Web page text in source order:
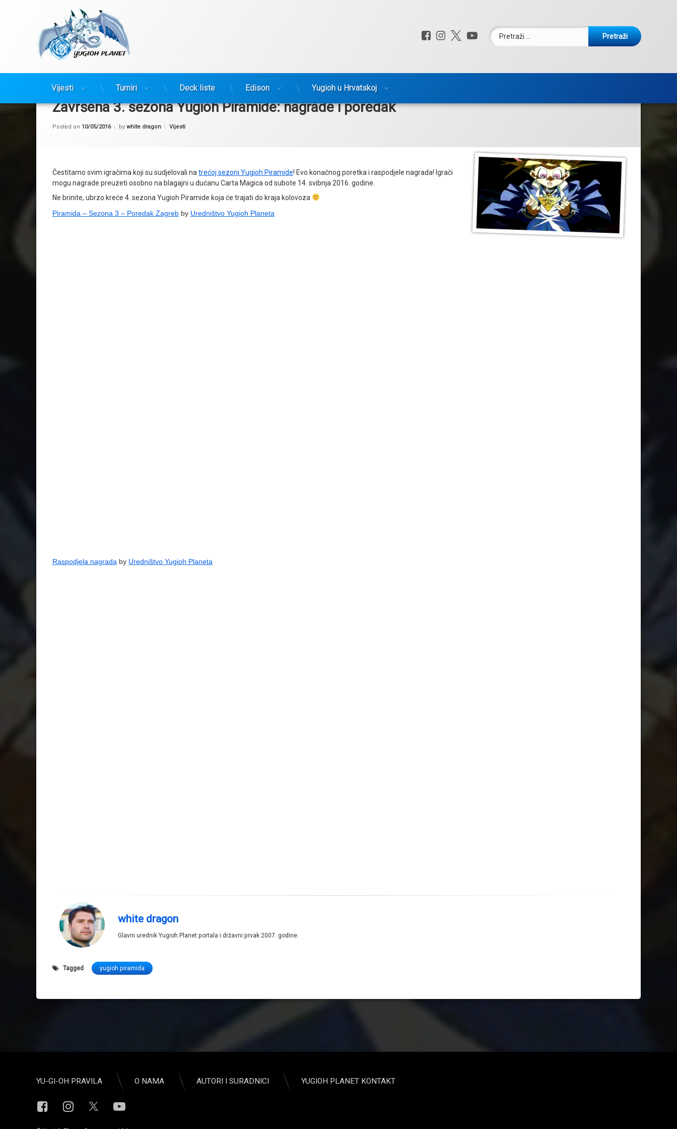
Preskoči
Facebook
Instagram
X.com
YouTube
Pretraži:
Vijesti Turniri Deck liste Edison Yugioh u Hrvatskoj
Završena 3. sezona Yugioh Piramide: nagrade i poredak
Posted on 10/05/2016 by white dragon Kategorije:
Vijesti
Čestitamo svim igračima koji su sudjelovali na trećoj sezoni Yugioh Piramide! Evo konačnog poretka i raspodjele nagrada! Igrači
mogu nagrade preuzeti osobno na blagajni u dućanu Carta Magica od subote 14. svibnja 2016. godine.
Ne brinite, ubrzo kreće 4. sezona Yugioh Piramide koja će trajati do kraja kolovoza
Piramida – Sezona 3 – Poredak Zagreb by Uredništvo Yugioh Planeta
Raspodjela nagrada by Uredništvo Yugioh Planeta
white dragon
Glavni urednik Yugioh Planet portala i državni prvak 2007. godine.
Tagged yugioh piramida
YU-GI-OH PRAVILA O NAMA AUTORI I SURADNICI YUGIOH PLANET KONTAKT
FacebookInstagramYouTube